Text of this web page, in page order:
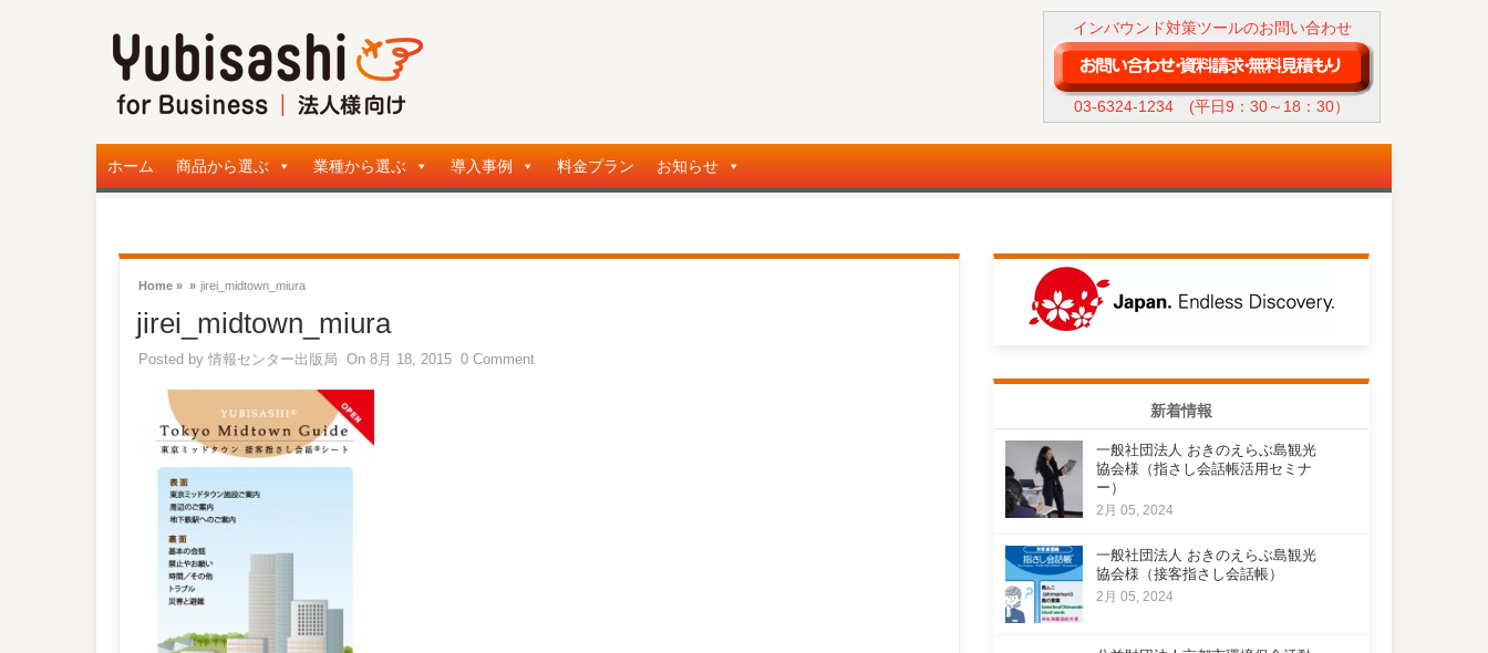
インバウンド対策ツールのお問い合わせ
03-6324-1234 (平日9：30～18：30）
ホーム 商品から選ぶ 業種から選ぶ 導入事例 料金プラン お知らせ
Home » » jirei_midtown_miura
jirei_midtown_miura
Posted by 情報センター出版局 On 8月 18, 2015 0 Comment
新着情報
一般社団法人 おきのえらぶ島観光
協会様（指さし会話帳活用セミナ
ー）
2月 05, 2024
一般社団法人 おきのえらぶ島観光
協会様（接客指さし会話帳）
2月 05, 2024